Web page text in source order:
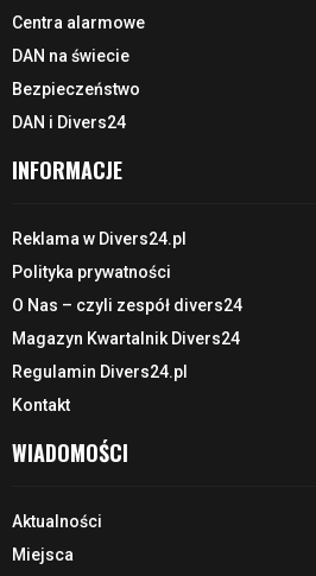
Centra alarmowe
DAN na świecie
Bezpieczeństwo
DAN i Divers24
INFORMACJE
Reklama w Divers24.pl
Polityka prywatności
O Nas – czyli zespół divers24
Magazyn Kwartalnik Divers24
Regulamin Divers24.pl
Kontakt
WIADOMOŚCI
Aktualności
Miejsca